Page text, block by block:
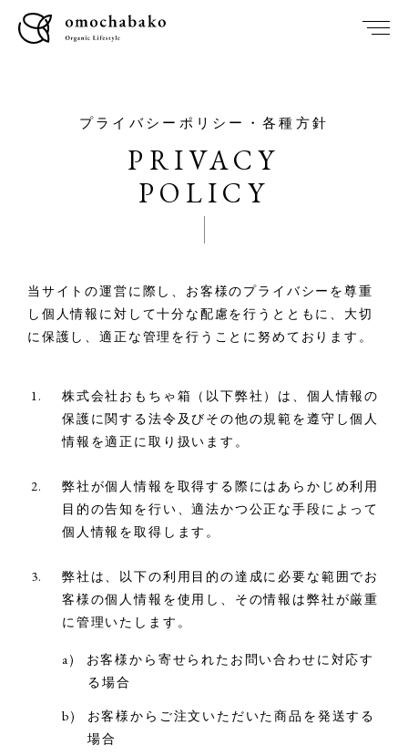
プライバシーポリシー・各種方針
PRIVACY
POLICY
当サイトの運営に際し、お客様のプライバシーを尊重
し個人情報に対して十分な配慮を行うとともに、大切
に保護し、適正な管理を行うことに努めております。
株式会社おもちゃ箱（以下弊社）は、個人情報の
保護に関する法令及びその他の規範を遵守し個人
情報を適正に取り扱います。
弊社が個人情報を取得する際にはあらかじめ利用
目的の告知を行い、適法かつ公正な手段によって
個人情報を取得します。
弊社は、以下の利用目的の達成に必要な範囲でお
客様の個人情報を使用し、その情報は弊社が厳重
に管理いたします。
お客様から寄せられたお問い合わせに対応す
る場合
お客様からご注文いただいた商品を発送する
場合